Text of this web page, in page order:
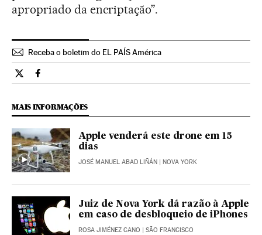
apropriado da encriptação”.
Receba o boletim do EL PAÍS América
Tecnologia El País Brasil en Twitter
Tecnologia El País Brasil en Facebook
MAIS INFORMAÇÕES
Apple venderá este drone em 15
dias
JOSÉ MANUEL ABAD LIÑÁN | NOVA YORK
Juiz de Nova York dá razão à Apple
em caso de desbloqueio de iPhones
ROSA JIMÉNEZ CANO | SÃO FRANCISCO